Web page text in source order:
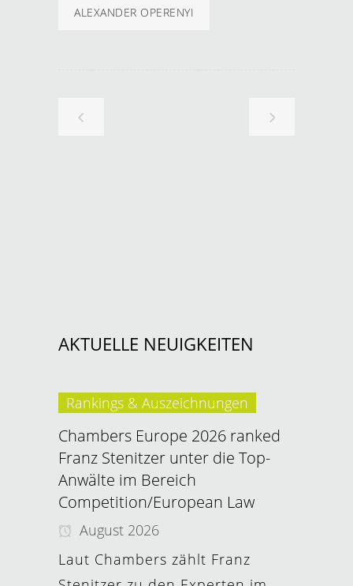
ALEXANDER OPERENYI
AKTUELLE NEUIGKEITEN
Rankings & Auszeichnungen
Chambers Europe 2026 ranked
Franz Stenitzer unter die Top-
Anwälte im Bereich
Competition/European Law
August 2026
Laut Chambers zählt Franz